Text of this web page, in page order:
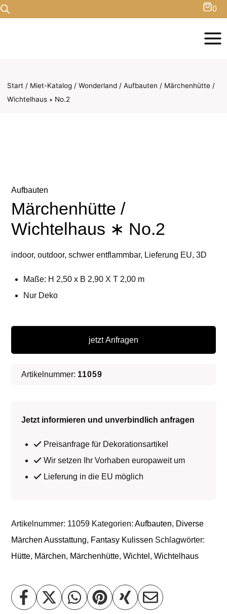
Zum
0
Start / Miet-Katalog / Wonderland / Aufbauten / Märchenhütte /
Wichtelhaus ∗ No.2
Aufbauten
Märchenhütte /
Wichtelhaus ∗ No.2
indoor, outdoor, schwer entflammbar, Lieferung EU, 3D
Maße: H 2,50 x B 2,90 X T 2,00 m
Nur Deko
Wichtelhaus
jetzt Anfragen
Artikelnummer: 11059
Jetzt informieren und unverbindlich anfragen
Preisanfrage für Dekorationsartikel
Wir setzen Ihr Vorhaben europaweit um
Lieferung in die EU möglich
Artikelnummer: 11059 Kategorien: Aufbauten, Diverse
Märchen Ausstattung, Fantasy Kulissen Schlagwörter:
Hütte, Märchen, Märchenhütte, Wichtel , Wichtelhaus